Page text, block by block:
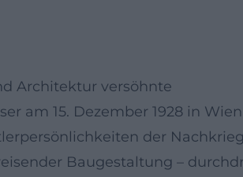
Architektur versöhnte
am 15. Dezember 1928 in
der
Baugestaltung –